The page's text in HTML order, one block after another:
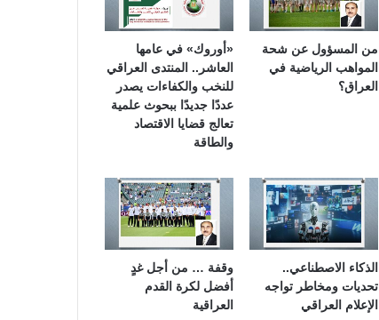
من المسؤول عن شحة
المواهب الرياضية في
العراق؟
«أوروك» في عامها
العاشر.. المنتدى العراقي
للنخب والكفاءات يصدر
عددًا جديدًا ببحوث علمية
تعالج قضايا الاقتصاد
والطاقة
الذكاء الاصطناعي..
تحديات ومخاطر تواجه
الإعلام العراقي
وقفة … من أجل غدٍ
أفضل لكرة القدم
العراقية